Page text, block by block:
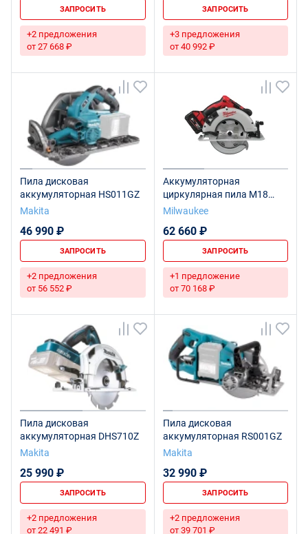
ЗАПРОСИТЬ
+2 предложения
от 27 668 ₽
ЗАПРОСИТЬ
+3 предложения
от 40 992 ₽
Пила дисковая
аккумуляторная HS011GZ
Makita
46 990 ₽
ЗАПРОСИТЬ
+2 предложения
от 56 552 ₽
Аккумуляторная
циркулярная пила M18
BLCS66-502X
Milwaukee
62 660 ₽
ЗАПРОСИТЬ
+1 предложение
от 70 168 ₽
Пила дисковая
аккумуляторная DHS710Z
Makita
25 990 ₽
ЗАПРОСИТЬ
+2 предложения
от 22 491 ₽
Пила дисковая
аккумуляторная RS001GZ
Makita
32 990 ₽
ЗАПРОСИТЬ
+2 предложения
от 39 701 ₽